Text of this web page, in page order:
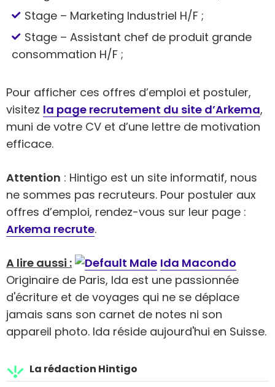
Stage – Marketing Industriel H/F ;
Stage – Assistant chef de produit grande
consommation H/F ;
Pour afficher ces offres d’emploi et postuler,
visitez la page recrutement du site d’Arkema,
muni de votre CV et d’une lettre de motivation
efficace.
Attention : Hintigo est un site informatif, nous
ne sommes pas recruteurs. Pour postuler aux
offres d’emploi, rendez-vous sur leur page :
Arkema recrute.
A lire aussi :
Ida Macondo
Originaire de Paris, Ida est une passionnée
d'écriture et de voyages qui ne se déplace
jamais sans son carnet de notes ni son
appareil photo. Ida réside aujourd'hui en Suisse.
La rédaction Hintigo